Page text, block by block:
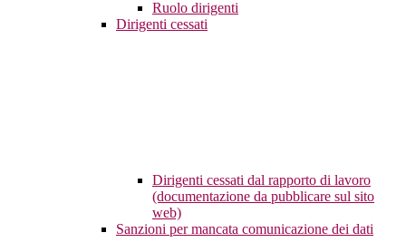
Ruolo dirigenti
Dirigenti cessati
Dirigenti cessati dal rapporto di lavoro
(documentazione da pubblicare sul sito
web)
Sanzioni per mancata comunicazione dei dati